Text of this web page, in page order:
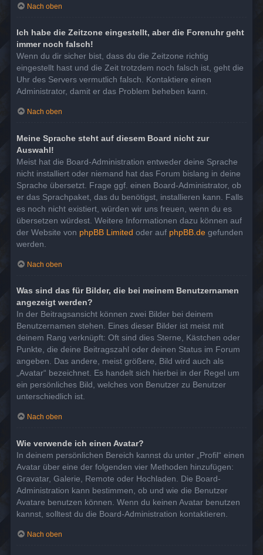
Nach oben
Ich habe die Zeitzone eingestellt, aber die Forenuhr geht
immer noch falsch!
Wenn du dir sicher bist, dass du die Zeitzone richtig
eingestellt hast und die Zeit trotzdem noch falsch ist, geht die
Uhr des Servers vermutlich falsch. Kontaktiere einen
Administrator, damit er das Problem beheben kann.
Nach oben
Meine Sprache steht auf diesem Board nicht zur
Auswahl!
Meist hat die Board-Administration entweder deine Sprache
nicht installiert oder niemand hat das Forum bislang in deine
Sprache übersetzt. Frage ggf. einen Board-Administrator, ob
er das Sprachpaket, das du benötigst, installieren kann. Falls
es noch nicht existiert, würden wir uns freuen, wenn du es
übersetzen würdest. Weitere Informationen dazu können auf
der Website von phpBB Limited oder auf phpBB.de gefunden
werden.
Nach oben
Was sind das für Bilder, die bei meinem Benutzernamen
angezeigt werden?
In der Beitragsansicht können zwei Bilder bei deinem
Benutzernamen stehen. Eines dieser Bilder ist meist mit
deinem Rang verknüpft: Oft sind dies Sterne, Kästchen oder
Punkte, die deine Beitragszahl oder deinen Status im Forum
angeben. Das andere, meist größere, Bild wird auch als
„Avatar“ bezeichnet. Es handelt sich hierbei in der Regel um
ein persönliches Bild, welches von Benutzer zu Benutzer
unterschiedlich ist.
Nach oben
Wie verwende ich einen Avatar?
In deinem persönlichen Bereich kannst du unter „Profil“ einen
Avatar über eine der folgenden vier Methoden hinzufügen:
Gravatar, Galerie, Remote oder Hochladen. Die Board-
Administration kann bestimmen, ob und wie die Benutzer
Avatare benutzen können. Wenn du keinen Avatar benutzen
kannst, solltest du die Board-Administration kontaktieren.
Nach oben